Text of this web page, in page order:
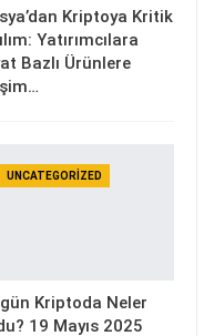
Kriptoya Kritik
Yatırımcılara
Bazlı Ürünlere
UNCATEGORIZED
Kriptoda Neler
19 Mayıs 2025